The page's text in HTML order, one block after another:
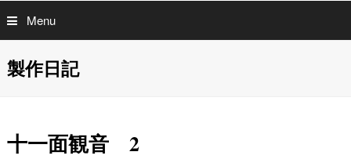
Menu
製作日記
十一面観音 2